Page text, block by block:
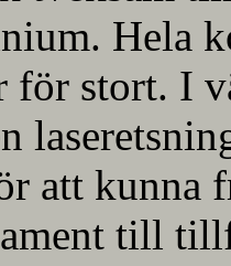
Hela
för stort. I
att kunna
till